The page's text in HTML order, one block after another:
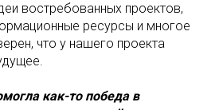
востребованных проектов,
ресурсы и многое
что у нашего проекта
как-то победа в